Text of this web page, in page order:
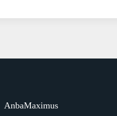
AnbaMaximus